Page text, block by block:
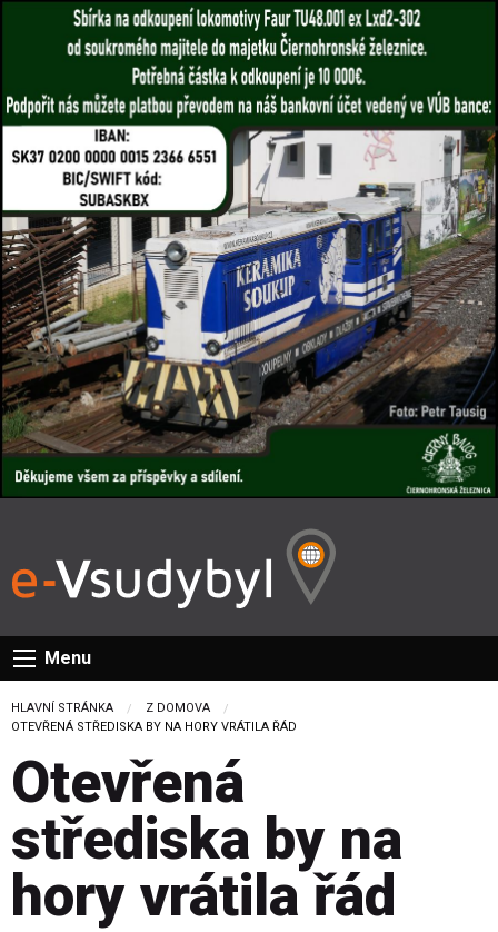
Menu
HLAVNÍ STRÁNKA
Z DOMOVA
CURRENT:
OTEVŘENÁ STŘEDISKA BY NA HORY VRÁTILA ŘÁD
Otevřená
střediska by na
hory vrátila řád